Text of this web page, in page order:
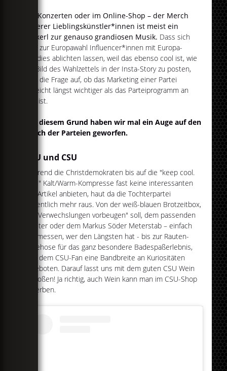
Auf Konzerten oder im Online-Shop – der Merch
unserer Lieblingskünstler*innen ist meist ein
Zuckerl zur genauso grandiosen Musik. Dass sich
jetzt zur Europawahl Influencer*innen mit Europa-
Hoodies ablichten lassen, weil das ebenso cool ist, wie
ein Bild des Wahlzettels in der Insta-Story zu posten,
wirft die Frage auf, ob das Marketing einer Partei
vielleicht längst wichtiger als das Parteiprogramm an
sich ist.
Aus diesem Grund haben wir mal ein Auge auf den
Merch der Parteien geworfen.
CDU und CSU
Während die Christdemokraten bis auf die "keep cool.
CDU" Kalt/Warm-Kompresse fast keine interessanten
Fan-Artikel anbieten, haut da die Tochterpartei
wesentlich mehr raus. Von der weiß-blauen Brotzeitbox,
die "Verwechslungen vorbeugen" soll, dem passenden
Toaster oder dem Markus Söder Meterstab – einfach
mal messen, wer den Längsten hat - bis zur Rauten-
Badehose für das ganz besondere Badespaßerlebnis,
wird dem CSU-Fan eine Bandbreite an Kuriositäten
angeboten. Darauf lasst uns mit dem guten CSU Wein
anstoßen! Ja richtig, auch Wein kann man im CSU-Shop
erwerben.